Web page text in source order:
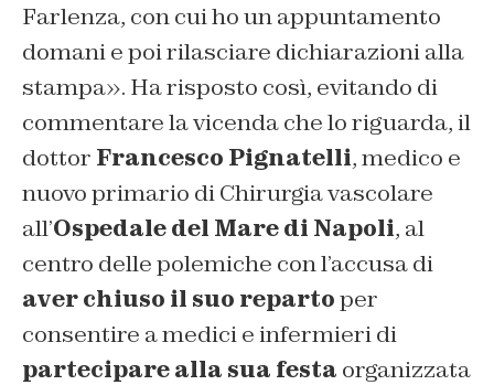
Farlenza, con cui ho un appuntamento
domani e poi rilasciare dichiarazioni alla
stampa». Ha risposto così, evitando di
commentare la vicenda che lo riguarda, il
dottor Francesco Pignatelli, medico e
nuovo primario di Chirurgia vascolare
all’Ospedale del Mare di Napoli, al
centro delle polemiche con l’accusa di
aver chiuso il suo repartoper
consentire a medici e infermieri di
partecipare alla sua festa organizzata